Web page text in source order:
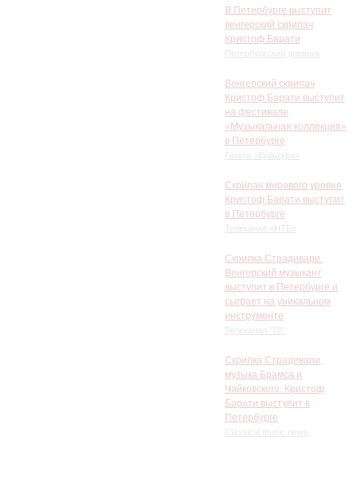
В Петербурге выступит
венгерский скрипач
Кристоф Барати
Петербургский дневник
Венгерский скрипач
Кристоф Барати выступит
на фестивале
«Музыкальная коллекция»
в Петербурге
Газета «Культура»
Скрипач мирового уровня
Кристоф Барати выступит
в Петербурге
Телеканал «НТВ»
Скрипка Страдивари.
Венгерский музыкант
выступит в Петербурге и
сыграет на уникальном
инструменте
Телеканал "78"
Скрипка Страдивари,
музыка Брамса и
Чайковского: Кристоф
Барати выступит в
Петербурге
Classical music news